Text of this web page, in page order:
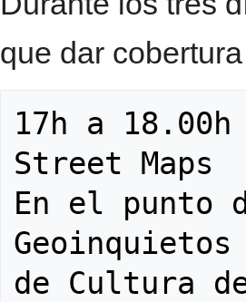
que dar
17h a
Street Maps
En el punto